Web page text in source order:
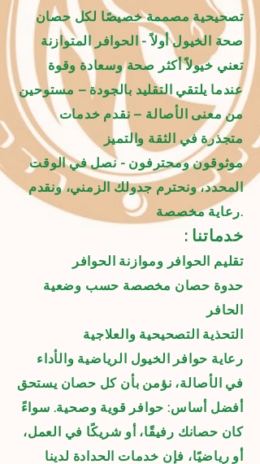
تصحيحية مصممة خصيصًا لكل حصان
صحة الخيول أولاً - الحوافر المتوازنة
تعني خيولاً أكثر صحة وسعادة وقوة
عندما يلتقي التقليد بالجودة – مستوحين
من معنى الأصالة – نقدم خدمات
متجذرة في الثقة والتميز
موثوقون ومحترفون - نصل في الوقت
المحدد، ونحترم جدولك الزمني، ونقدم
رعاية مخصصة.
: خدماتنا
تقليم الحوافر وموازنة الحوافر
الحافر
التحذية التصحيحية والعلاجية
رعاية حوافر الخيول الرياضية والأداء
في الأصالة، نؤمن بأن كل حصان يستحق
أفضل أساس: حوافر قوية وصحية. سواءً
كان حصانك رفيقًا، أو شريكًا في العمل،
أو رياضيًا، فإن خدمات الحدادة لدينا